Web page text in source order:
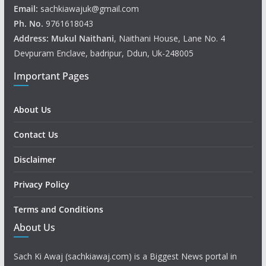
Email: sachkiawajuk@gmail.com
Ph. No. 9761618043
Address: Mukul Naithani, Naithani House, Lane No. 4
Devpuram Enclave, badripur, Ddun, Uk-248005
Important Pages
About Us
Contact Us
Disclaimer
Privacy Policy
Terms and Conditions
About Us
Sach Ki Awaj (sachkiawaj.com) is a Biggest News portal in